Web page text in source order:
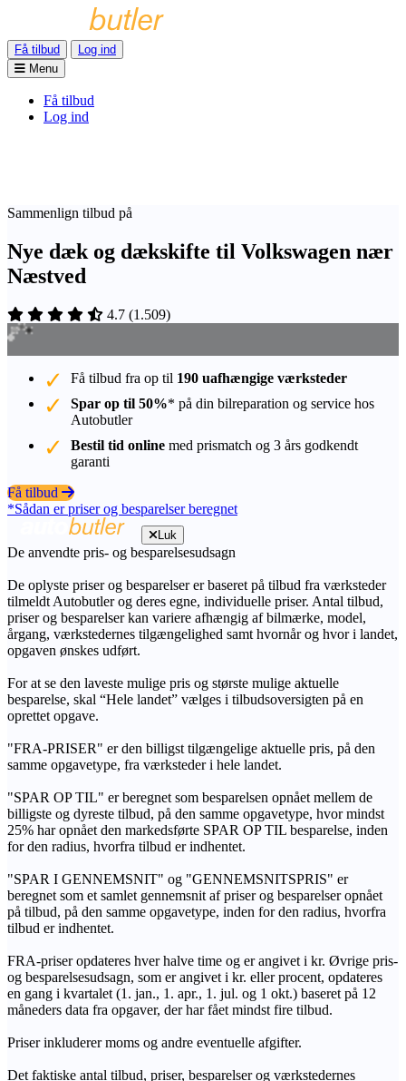
Få tilbud
Log ind
Menu
Få tilbud
Log ind
Sammenlign tilbud på
Nye dæk og dækskifte til Volkswagen nær
Næstved
4.7 (1.509)
Få tilbud fra op til 190 uafhængige værksteder
Spar op til 50%* på din bilreparation og service hos
Autobutler
Bestil tid online med prismatch og 3 års godkendt
garanti
Få tilbud
*Sådan er priser og besparelser beregnet
Luk
De anvendte pris- og besparelsesudsagn
De oplyste priser og besparelser er baseret på tilbud fra værksteder
tilmeldt Autobutler og deres egne, individuelle priser. Antal tilbud,
priser og besparelser kan variere afhængig af bilmærke, model,
årgang, værkstedernes tilgængelighed samt hvornår og hvor i landet,
opgaven ønskes udført.
For at se den laveste mulige pris og største mulige aktuelle
besparelse, skal “Hele landet” vælges i tilbudsoversigten på en
oprettet opgave.
"FRA-PRISER" er den billigst tilgængelige aktuelle pris, på den
samme opgavetype, fra værksteder i hele landet.
"SPAR OP TIL" er beregnet som besparelsen opnået mellem de
billigste og dyreste tilbud, på den samme opgavetype, hvor mindst
25% har opnået den markedsførte SPAR OP TIL besparelse, inden
for den radius, hvorfra tilbud er indhentet.
"SPAR I GENNEMSNIT" og "GENNEMSNITSPRIS" er
beregnet som et samlet gennemsnit af priser og besparelser opnået
på tilbud, på den samme opgavetype, inden for den radius, hvorfra
tilbud er indhentet.
FRA-priser opdateres hver halve time og er angivet i kr. Øvrige pris-
og besparelsesudsagn, som er angivet i kr. eller procent, opdateres
en gang i kvartalet (1. jan., 1. apr., 1. jul. og 1 okt.) baseret på 12
måneders data fra opgaver, der har fået mindst fire tilbud.
Priser inkluderer moms og andre eventuelle afgifter.
Det faktiske antal tilbud, priser, besparelser og værkstedernes